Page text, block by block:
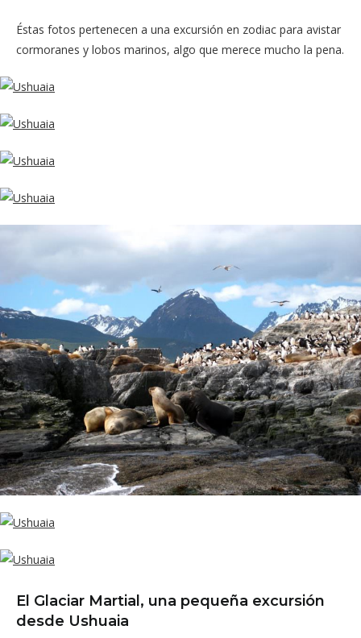
Éstas fotos pertenecen a una excursión en zodiac para avistar
cormoranes y lobos marinos, algo que merece mucho la pena.
El Glaciar Martial, una pequeña excursión
desde Ushuaia